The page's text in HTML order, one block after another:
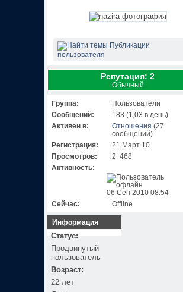
Публикации
пользователя
Репутация: 2
Обычный
Группа:
Пользователи
Сообщений:
183 (1,03 в день)
Активен в:
Отношения (27
сообщений)
Регистрация:
21 Март 10
Просмотров:
2 468
Активность:
06 Сен 2010 08:54
Сейчас:
Offline
Информация
Статус:
Продвинутый
пользователь
Возраст:
22 лет